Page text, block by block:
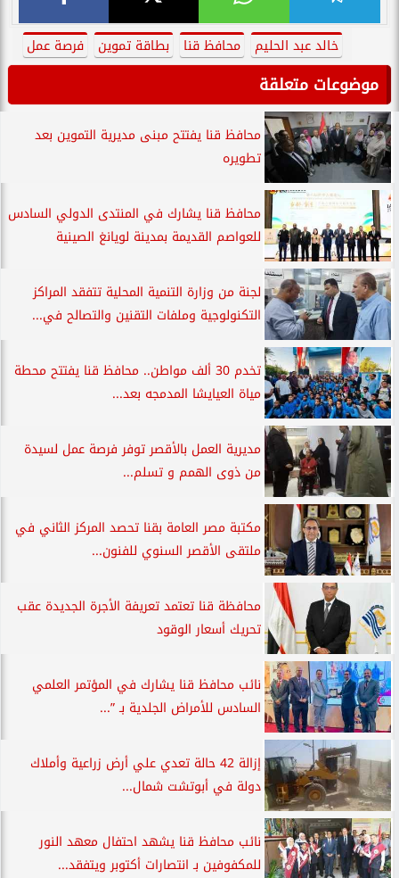
خالد عبد الحليم محافظ قنا بطاقة تموين فرصة عمل
موضوعات متعلقة
محافظ قنا يفتتح مبنى مديرية التموين بعد
تطويره
محافظ قنا يشارك في المنتدى الدولي السادس
للعواصم القديمة بمدينة لويانغ الصينية
لجنة من وزارة التنمية المحلية تتفقد المراكز
التكنولوجية وملفات التقنين والتصالح في...
تخدم 30 ألف مواطن.. محافظ قنا يفتتح محطة
مياة العيايشا المدمجه بعد...
مديرية العمل بالأقصر توفر فرصة عمل لسيدة
من ذوى الهمم و تسلم...
مكتبة مصر العامة بقنا تحصد المركز الثاني في
ملتقى الأقصر السنوي للفنون...
محافظة قنا تعتمد تعريفة الأجرة الجديدة عقب
تحريك أسعار الوقود
نائب محافظ قنا يشارك في المؤتمر العلمي
السادس للأمراض الجلدية بـ ”...
إزالة 42 حالة تعدي علي أرض زراعية وأملاك
دولة في أبوتشت شمال...
نائب محافظ قنا يشهد احتفال معهد النور
للمكفوفين بـ انتصارات أكتوبر ويتفقد...